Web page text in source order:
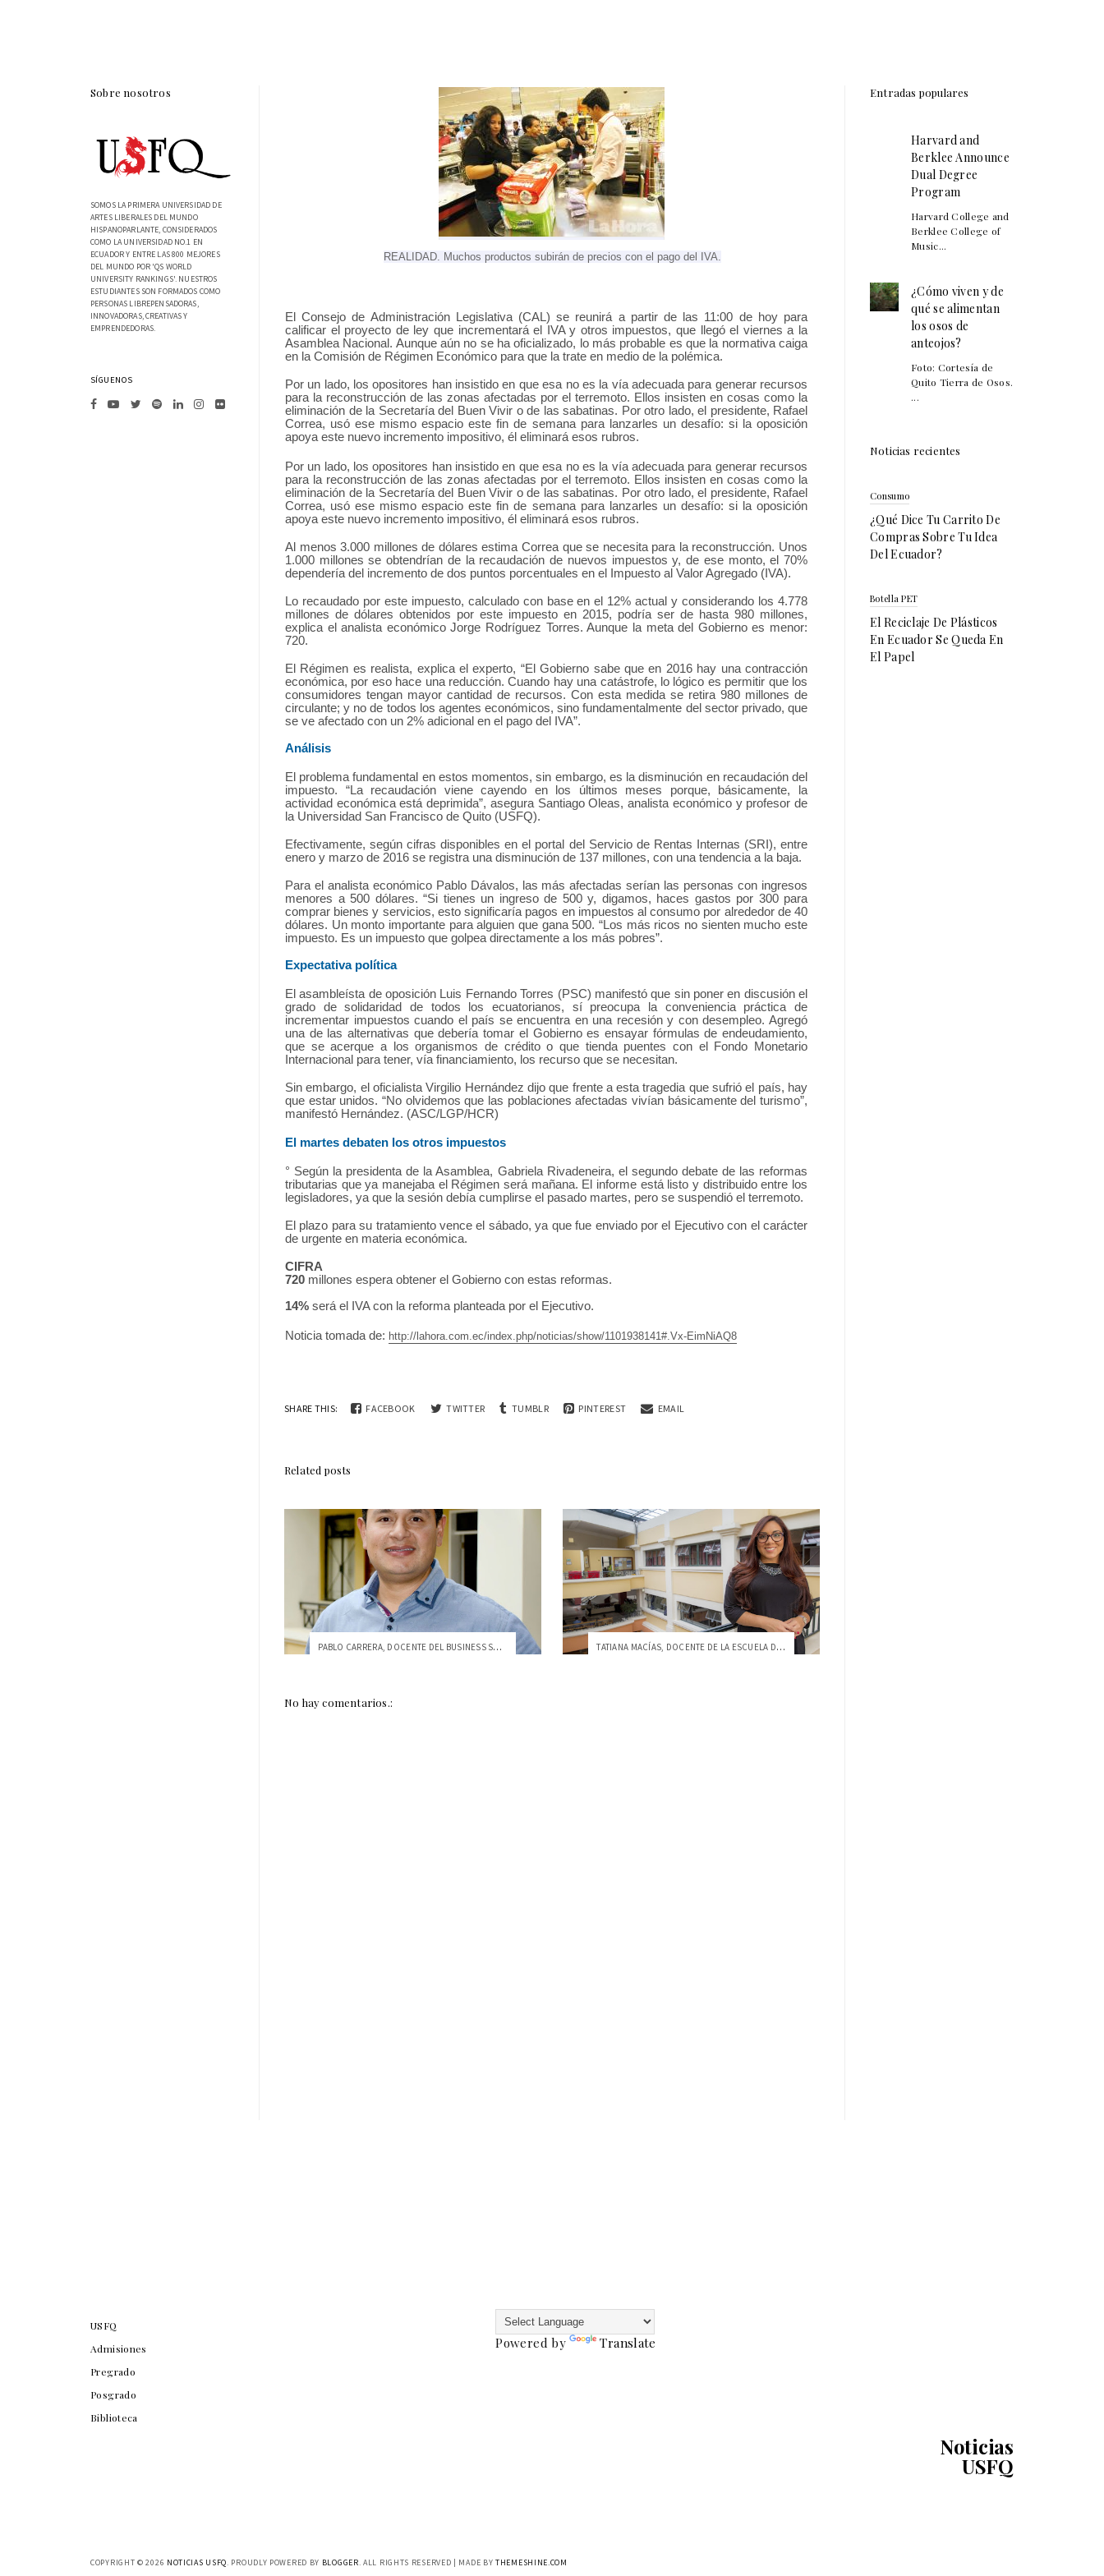
REALIDAD. Muchos productos subirán de precios con el pago del IVA.
El Consejo de Administración Legislativa (CAL) se reunirá a partir de las 11:00 de hoy para
calificar el proyecto de ley que incrementará el IVA y otros impuestos, que llegó el viernes a la
Asamblea Nacional. Aunque aún no se ha oficializado, lo más probable es que la normativa caiga
en la Comisión de Régimen Económico para que la trate en medio de la polémica.
Por un lado, los opositores han insistido en que esa no es la vía adecuada para generar recursos
para la reconstrucción de las zonas afectadas por el terremoto. Ellos insisten en cosas como la
eliminación de la Secretaría del Buen Vivir o de las sabatinas. Por otro lado, el presidente, Rafael
Correa, usó ese mismo espacio este fin de semana para lanzarles un desafío: si la oposición
apoya este nuevo incremento impositivo, él eliminará esos rubros.
Por un lado, los opositores han insistido en que esa no es la vía adecuada para generar recursos
para la reconstrucción de las zonas afectadas por el terremoto. Ellos insisten en cosas como la
eliminación de la Secretaría del Buen Vivir o de las sabatinas. Por otro lado, el presidente, Rafael
Correa, usó ese mismo espacio este fin de semana para lanzarles un desafío: si la oposición
apoya este nuevo incremento impositivo, él eliminará esos rubros.
Al menos 3.000 millones de dólares estima Correa que se necesita para la reconstrucción. Unos
1.000 millones se obtendrían de la recaudación de nuevos impuestos y, de ese monto, el 70%
dependería del incremento de dos puntos porcentuales en el Impuesto al Valor Agregado (IVA).
Lo recaudado por este impuesto, calculado con base en el 12% actual y considerando los 4.778
millones de dólares obtenidos por este impuesto en 2015, podría ser de hasta 980 millones,
explica el analista económico Jorge Rodríguez Torres. Aunque la meta del Gobierno es menor:
720.
El Régimen es realista, explica el experto, “El Gobierno sabe que en 2016 hay una contracción
económica, por eso hace una reducción. Cuando hay una catástrofe, lo lógico es permitir que los
consumidores tengan mayor cantidad de recursos. Con esta medida se retira 980 millones de
circulante; y no de todos los agentes económicos, sino fundamentalmente del sector privado, que
se ve afectado con un 2% adicional en el pago del IVA”.
Análisis
El problema fundamental en estos momentos, sin embargo, es la disminución en recaudación del
impuesto. “La recaudación viene cayendo en los últimos meses porque, básicamente, la
actividad económica está deprimida”, asegura Santiago Oleas, analista económico y profesor de
la Universidad San Francisco de Quito (USFQ).
Efectivamente, según cifras disponibles en el portal del Servicio de Rentas Internas (SRI), entre
enero y marzo de 2016 se registra una disminución de 137 millones, con una tendencia a la baja.
Para el analista económico Pablo Dávalos, las más afectadas serían las personas con ingresos
menores a 500 dólares. “Si tienes un ingreso de 500 y, digamos, haces gastos por 300 para
comprar bienes y servicios, esto significaría pagos en impuestos al consumo por alrededor de 40
dólares. Un monto importante para alguien que gana 500. “Los más ricos no sienten mucho este
impuesto. Es un impuesto que golpea directamente a los más pobres”.
Expectativa política
El asambleísta de oposición Luis Fernando Torres (PSC) manifestó que sin poner en discusión el
grado de solidaridad de todos los ecuatorianos, sí preocupa la conveniencia práctica de
incrementar impuestos cuando el país se encuentra en una recesión y con desempleo. Agregó
una de las alternativas que debería tomar el Gobierno es ensayar fórmulas de endeudamiento,
que se acerque a los organismos de crédito o que tienda puentes con el Fondo Monetario
Internacional para tener, vía financiamiento, los recurso que se necesitan.
Sin embargo, el oficialista Virgilio Hernández dijo que frente a esta tragedia que sufrió el país, hay
que estar unidos. “No olvidemos que las poblaciones afectadas vivían básicamente del turismo”,
manifestó Hernández. (ASC/LGP/HCR)
El martes debaten los otros impuestos
° Según la presidenta de la Asamblea, Gabriela Rivadeneira, el segundo debate de las reformas
tributarias que ya manejaba el Régimen será mañana. El informe está listo y distribuido entre los
legisladores, ya que la sesión debía cumplirse el pasado martes, pero se suspendió el terremoto.
El plazo para su tratamiento vence el sábado, ya que fue enviado por el Ejecutivo con el carácter
de urgente en materia económica.
CIFRA
720 millones espera obtener el Gobierno con estas reformas.
14% será el IVA con la reforma planteada por el Ejecutivo.
Noticia tomada de: http://lahora.com.ec/index.php/noticias/show/1101938141#.Vx-EimNiAQ8
SHARE THIS: FACEBOOK TWITTER TUMBLR PINTEREST EMAIL
Related posts
PABLO CARRERA, DOCENTE DEL BUSINESS SCHO... TATIANA MACÍAS, DOCENTE DE LA ESCUELA DE...
No hay comentarios.:
Sobre nosotros
SOMOS LA PRIMERA UNIVERSIDAD DE
ARTES LIBERALES DEL MUNDO
HISPANOPARLANTE, CONSIDERADOS
COMO LA UNIVERSIDAD NO.1 EN
ECUADOR Y ENTRE LAS 800 MEJORES
DEL MUNDO POR 'QS WORLD
UNIVERSITY RANKINGS'. NUESTROS
ESTUDIANTES SON FORMADOS COMO
PERSONAS LIBREPENSADORAS,
INNOVADORAS, CREATIVAS Y
EMPRENDEDORAS.
SÍGUENOS
Entradas populares
Harvard and
Berklee Announce
Dual Degree
Program
Harvard College and
Berklee College of
Music...
¿Cómo viven y de
qué se alimentan
los osos de
anteojos?
Foto: Cortesía de
Quito Tierra de Osos.
...
Noticias recientes
Consumo
¿Qué Dice Tu Carrito De
Compras Sobre Tu Idea
Del Ecuador?
Botella PET
El Reciclaje De Plásticos
En Ecuador Se Queda En
El Papel
USFQ
Admisiones
Pregrado
Posgrado
Biblioteca
Powered by Translate
Noticias
USFQ
COPYRIGHT ©2026 NOTICIAS USFQ. PROUDLY POWERED BY BLOGGER. ALL RIGHTS RESERVED | MADE BYTHEMESHINE.COM